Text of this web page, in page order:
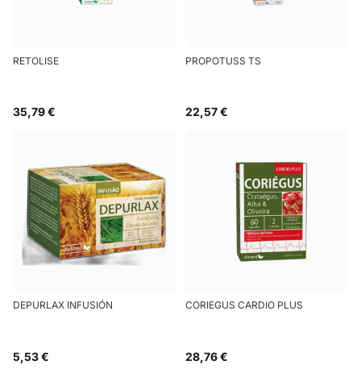
RETOLISE
35,79 €
PROPOTUSS TS
22,57 €
DEPURLAX INFUSIÓN
5,53 €
CORIEGUS CARDIO PLUS
28,76 €